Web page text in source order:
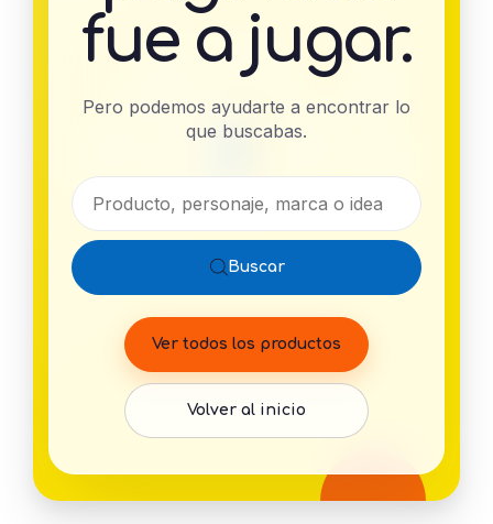
404
fue a jugar.
Pero podemos ayudarte a encontrar lo
que buscabas.
Buscar productos
Buscar
Ver todos los productos
Volver al inicio